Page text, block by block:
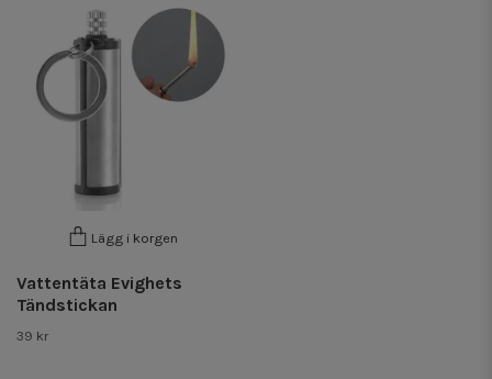
Lägg i korgen
Vattentäta Evighets
Tändstickan
39 kr